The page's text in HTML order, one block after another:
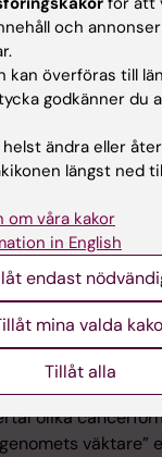
och sedan i
krympande
namnet apoptos.
av
forskaren Robert
i masken C.
programmerade
Senare har
dem som fick
2002.
forskaren Bert
som kodar för
olika
väktare”
och
kan överföras till
godkänner du
helst ändra eller
längst ned
om våra kakor
in English
endast
mina valda
Tillåt alla